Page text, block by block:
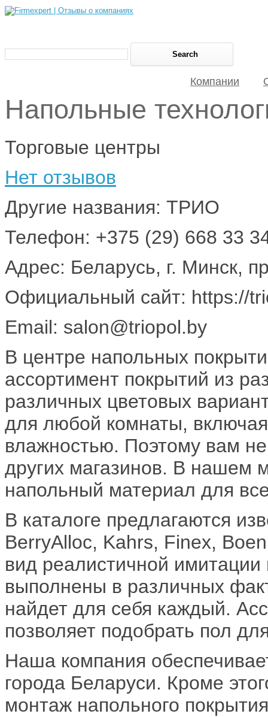
Компании
Напольные
Торговые центры
Нет отзывов
Другие названия: ТРИО
Телефон: +375 (29) 668 33
Адрес: Беларусь, г. Минск,
Официальный сайт: https://
Email: salon@triopol.by
В центре напольных
ассортимент покрытий из
различных цветовых
для любой комнаты,
влажностью. Поэтому вам
других магазинов. В нашем
напольный материал для
В каталоге предлагаются
BerryAlloc, Kahrs, Finex,
вид реалистичной
выполнены в различных
найдет для себя каждый.
позволяет подобрать пол
Наша компания
города Беларуси. Кроме
монтаж напольного